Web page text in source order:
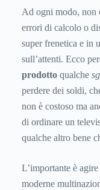
Ad ogni modo, non
errori di calcolo o
super frenetica e in
sull’attenti. Ecco
prodotto qualche
perdere dei soldi,
non è costoso ma
di ordinare un
qualche altro bene
L’importante è
moderne